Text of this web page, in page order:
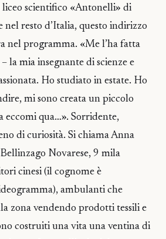
liceo scientifico «Antonelli» di
nel resto d’Italia, questo indirizzo
nel programma. «Me l’ha fatta
la mia insegnante di scienze e
Ho studiato in estate. Ho
mi sono creata un piccolo
eccomi qua…». Sorridente,
di curiosità. Si chiama Anna
Novarese, 9 mila
cinesi (il cognome è
ambulanti che
zona vendendo prodotti tessili e
costruiti una vita una ventina di